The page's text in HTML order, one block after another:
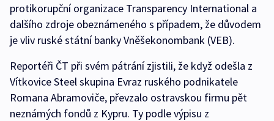
protikorupční organizace Transparency International a
dalšího zdroje obeznámeného s případem, že důvodem
je vliv ruské státní banky Vněšekonombank (VEB).
Reportéři ČT při svém pátrání zjistili, že když odešla z
Vítkovice Steel skupina Evraz ruského podnikatele
Romana Abramoviče, převzalo ostravskou firmu pět
neznámých fondů z Kypru. Ty podle výpisu z